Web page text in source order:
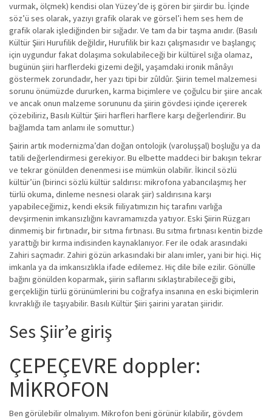
vurmak, ölçmek) kendisi olan Yüzey’de iş gören bir şiirdir bu. İçinde
söz’ü ses olarak, yazıyı grafik olarak ve görsel’i hem ses hem de
grafik olarak işlediğinden bir sığadır. Ve tam da bir taşma anıdır. (Basılı
Kültür Şiiri Hurufilik değildir, Hurufilik bir kazı çalışmasıdır ve başlangıç
için uygundur fakat dolaşıma sokulabileceği bir kültürel sığa olamaz,
bugünün şiiri harflerdeki gizemi değil, yaşamdaki ironik mânâyı
göstermek zorundadır, her yazı tipi bir zûldûr. Şiirin temel malzemesi
sorunu önümüzde dururken, karma biçimlere ve çoğulcu bir şiire ancak
ve ancak onun malzeme sorununu da şiirin gövdesi içinde içererek
çözebiliriz, Basılı Kültür Şiiri harfleri harflere karşı değerlendirir. Bu
bağlamda tam anlamı ile somuttur.)
Şairin artık modernizma’dan doğan ontolojik (varoluşşal) boşluğu ya da
tatili değerlendirmesi gerekiyor. Bu elbette maddeci bir bakışın tekrar
ve tekrar gönülden denenmesi ise mümkün olabilir. İkincil sözlü
kültür’ün (birinci sözlü kültür saldırısı: mikrofona yabancılaşmış her
türlü okuma, dinleme nesnesi olarak şiir) saldırısına karşı
yapabileceğimiz, kendi eksik fiiliyatımızın hiç tarafını varlığa
devşirmenin imkansızlığını kavramamızda yatıyor. Eski Şiirin Rüzgarı
dinmemiş bir fırtınadır, bir sıtma fırtınası. Bu sıtma fırtınası kentin bizde
yarattığı bir kırma indisinden kaynaklanıyor. Fer ile odak arasındaki
Zahiri saçmadır. Zahiri gözün arkasındaki bir alanı imler, yani bir hiçi. Hiç
imkanla ya da imkansızlıkla ifade edilemez. Hiç dile bile ezilir. Gönülle
bağını gönülden koparmak, şiirin saflarını sıklaştırabileceği gibi,
gerçekliğin türlü görünümlerini bu coğrafya insanına en eski biçimlerin
kıvraklığı ile taşıyabilir. Basılı Kültür Şiiri şairini yaratan şiiridir.
Ses Şiir’e giriş
ÇEPEÇEVRE doppler:
MİKROFON
Ben görülebilir olmalıyım. Mikrofon beni görünür kılabilir, gövdem